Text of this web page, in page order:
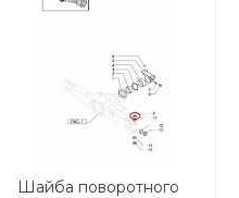
Шайба поворотного